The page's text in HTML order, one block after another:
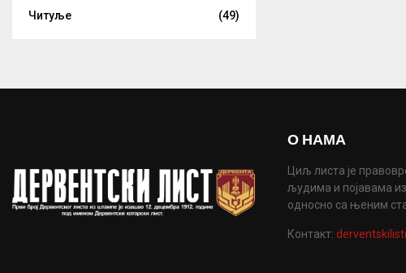
Читуље
(49)
О НАМА
Циљ листа је
људима и појавама
односно са њеним
Контакт: